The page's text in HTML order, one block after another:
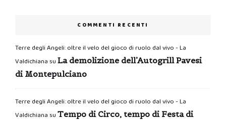
COMMENTI RECENTI
Terre degli Angeli: oltre il velo del gioco di ruolo dal vivo - La
Valdichiana su La demolizione dell’Autogrill Pavesi
di Montepulciano
Terre degli Angeli: oltre il velo del gioco di ruolo dal vivo - La
Valdichiana su Tempo di Circo, tempo di Festa di